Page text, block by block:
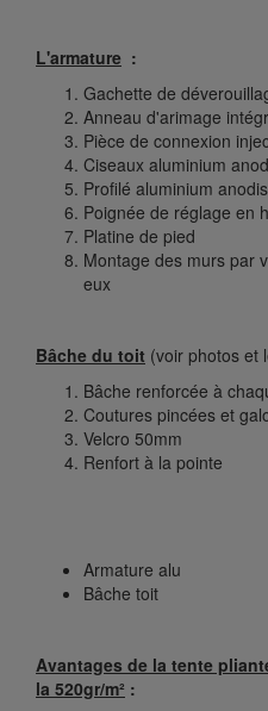
L'armature :
Gachette de
Anneau d'arimage
Pièce de connexion
Ciseaux aluminium
Profilé aluminium
Poignée de réglage en
Platine de pied
Montage des murs par
eux
Bâche du toit (voir photos et
Bâche renforcée à
Coutures pincées et
Velcro 50mm
Renfort à la pointe
Armature alu
Bâche toit
Avantages de la tente
la 520gr/m² :